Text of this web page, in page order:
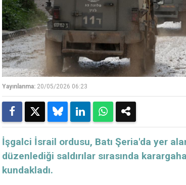
Yayınlanma: 20/05/2026 06:23
İşgalci İsrail ordusu, Batı Şeria'da yer
düzenlediği saldırılar sırasında
kundakladı.